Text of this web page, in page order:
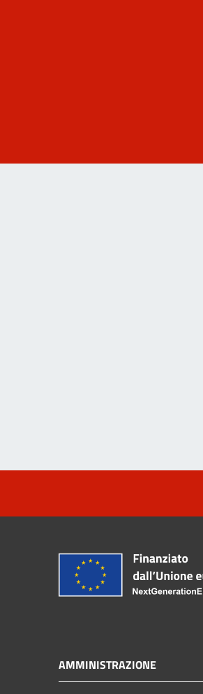
AMMINISTRAZIONE